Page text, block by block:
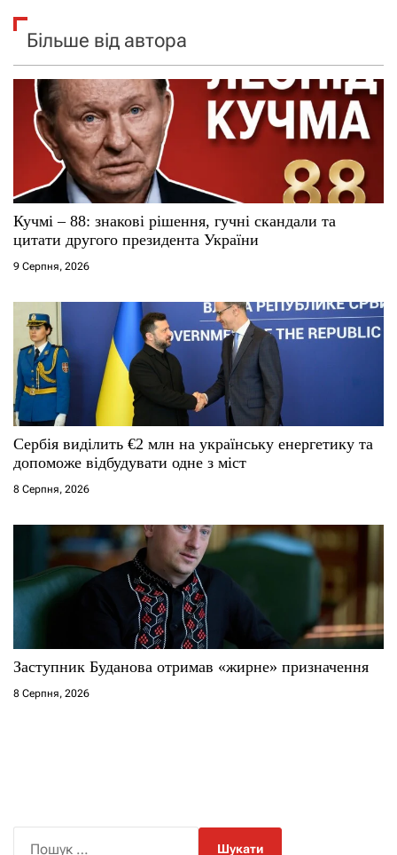
Більше від автора
Кучмі – 88: знакові рішення, гучні скандали та
цитати другого президента України
9 Серпня, 2026
Сербія виділить €2 млн на українську енергетику та
допоможе відбудувати одне з міст
8 Серпня, 2026
Заступник Буданова отримав «жирне» призначення
8 Серпня, 2026